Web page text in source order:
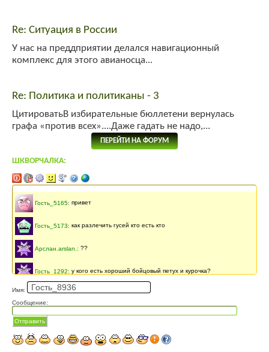
Re: Ситуация в России
У нас на преддприятии делался навигационный
комплекс для этого авианосца...
Re: Политика и политиканы - 3
ЦитироватьВ избирательные бюллетени вернулась
графа «против всех»....Даже гадать не надо,...
ПЕРЕЙТИ НА ФОРУМ
ШКВОРЧАЛКА:
Гость_5165: привет
Гость_5173: как разлечить гусей кто есть кто
Арслан.arslan. : ??
Гость_1292: у кого есть хороший бойцовый петух и курочка?
Гость_3771:АСД
Гость_3549:Подайте обьявление о покупке вот здесь:«link»
Гость_4747:Всем привет. Подскажите где можно приобрести красно
Имя:
Сообщение:
Отправить